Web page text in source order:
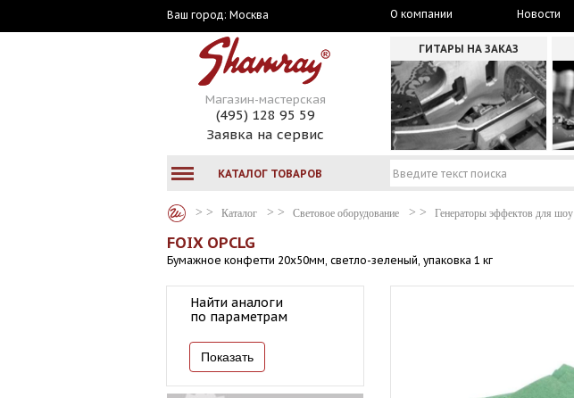
Ваш город: Москва О компании Новости
Магазин-мастерская
(495) 128 95 59
Заявка на сервис
ГИТАРЫ НА ЗАКАЗ
КАТАЛОГ ТОВАРОВ
Каталог Световое оборудование Генераторы эффектов для шоу
FOIX OPCLG
Бумажное конфетти 20х50мм, светло-зеленый, упаковка 1 кг
Найти аналоги
по параметрам